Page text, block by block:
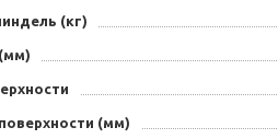
(кг)
(мм)